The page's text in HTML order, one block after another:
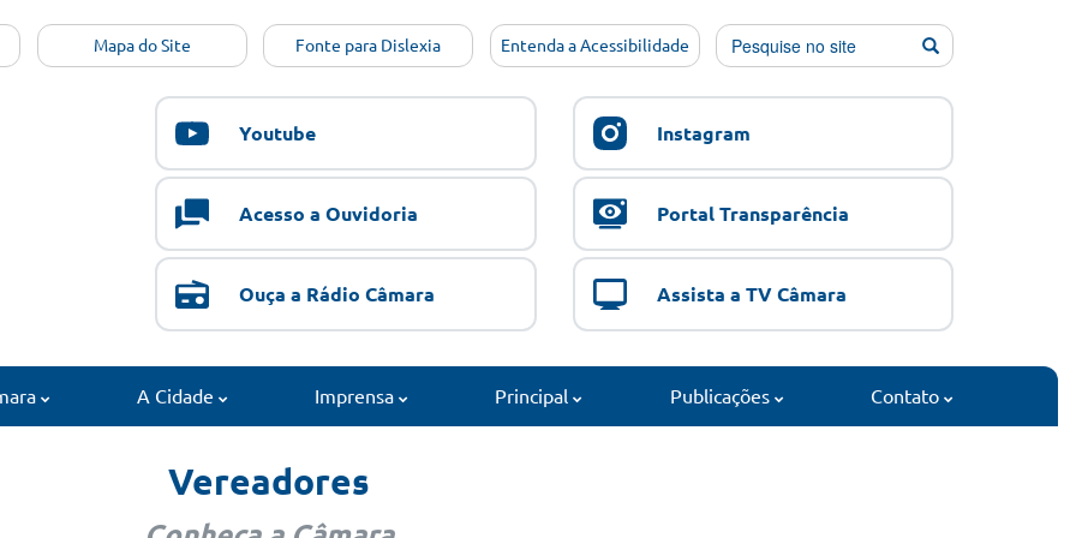
Mapa do Site Fonte para Dislexia Entenda a Acessibilidade
Youtube Instagram
Acesso a Ouvidoria Portal Transparência
Ouça a Rádio Câmara Assista a TV Câmara
A Cidade Imprensa Principal Publicações Contato
Vereadores